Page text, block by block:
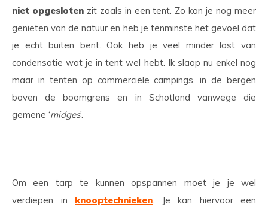
niet opgeslotenzit zoals in een tent. Zo kan je nog meer
genieten van de natuur en heb je tenminste het gevoel dat
je echt buiten bent. Ook heb je veel minder last van
condensatie wat je in tent wel hebt. Ik slaap nu enkel nog
maar in tenten op commerciële campings, in de bergen
boven de boomgrens en in Schotland vanwege die
gemene ‘midges’.
Om een tarp te kunnen opspannen moet je je wel
verdiepen in knooptechnieken. Je kan hiervoor een